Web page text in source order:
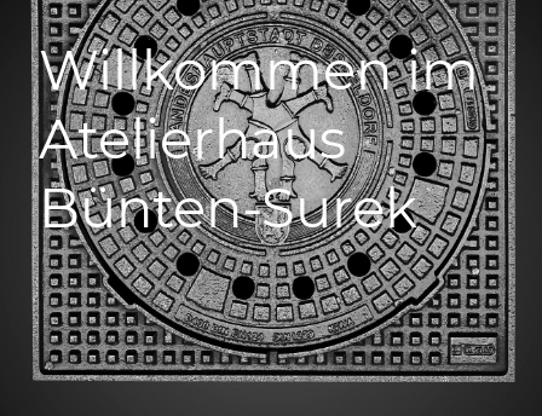
Willkommen im
Atelierhaus
Bünten-Surek